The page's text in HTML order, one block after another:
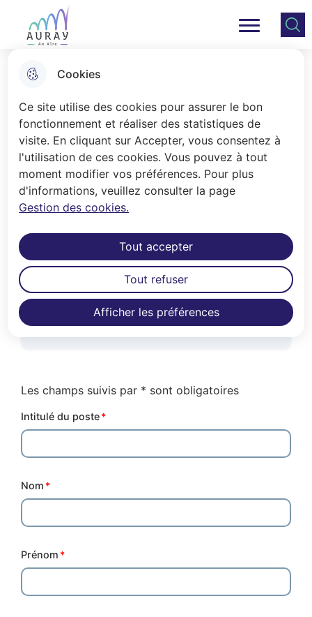
Cookies
Ce site utilise des cookies pour assurer le bon
fonctionnement et réaliser des statistiques de
visite. En cliquant sur Accepter, vous consentez à
l'utilisation de ces cookies. Vous pouvez à tout
moment modifier vos préférences. Pour plus
d'informations, veuillez consulter la page
Gestion des cookies.
Afficher les préférences
Tout accepter
Tout refuser
Aller
au
menu
Consulter
le plan
Ville Auray Menu principal
Accueil
Début
Aperçu
Terminé
Les champs suivis par * sont obligatoires
Intitulé du poste
Nom
Prénom